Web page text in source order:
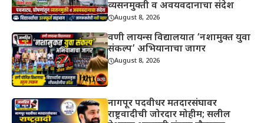
व्यसनमुक्ती व अवयवदानाचा संदेश
August 8, 2026
वणी लायन्स विद्यालयात ‘नशामुक्त युवा
संकल्प’ अभियानाचा जागर
August 8, 2026
नागपूर पदवीधर मतदारसंघावर
राष्ट्रवादीची जोरदार मोहीम; सलील